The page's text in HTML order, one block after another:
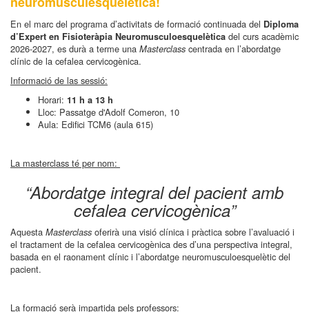
En el marc del programa d’activitats de formació continuada del Diploma
d’Expert en Fisioteràpia Neuromusculoesquelètica del curs acadèmic
2026-2027, es durà a terme una Masterclass centrada en l’abordatge
clínic de la cefalea cervicogènica.
Informació de las sessió:
Horari: 11 h a 13 h
Lloc: Passatge d'Adolf Comeron, 10
Aula: Edifici TCM6 (aula 615)
La masterclass té per nom:
“Abordatge integral del pacient amb
cefalea cervicogènica”
Aquesta Masterclass oferirà una visió clínica i pràctica sobre l’avaluació i
el tractament de la cefalea cervicogènica des d’una perspectiva integral,
basada en el raonament clínic i l’abordatge neuromusculoesquelètic del
pacient.
La formació serà impartida pels professors: